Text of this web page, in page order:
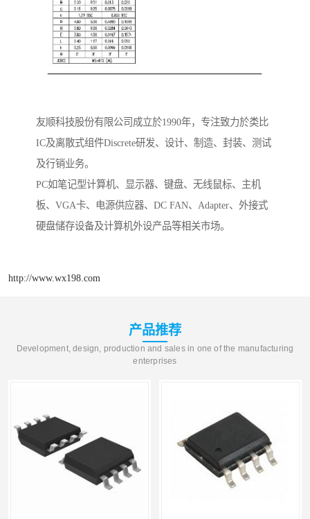
友顺科技股份有限公司成立於1990年，专注致力於类比
IC及离散式组件Discrete研发、设计、制造、封装、测试
及行销业务。
PC如笔记型计算机、显示器、键盘、无线鼠标、主机
板、VGA卡、电源供应器、DC FAN、Adapter、外接式
硬盘储存设备及计算机外设产品等相关市场。
http://www.wx198.com
产品推荐
Development, design, production and sales in one of the manufacturing
enterprises